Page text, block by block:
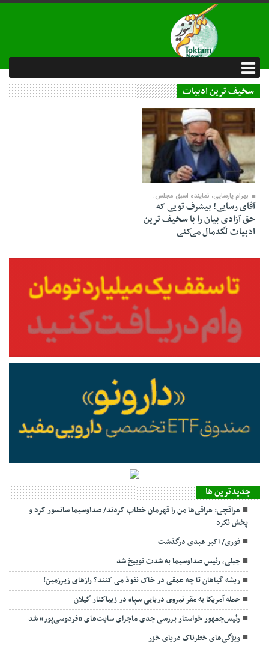
سخیف ترین ادبیات
24 بهمن 1403
بهرام پارسایی، نماینده اسبق مجلس:
آقای رسایی! بیشرف⁩ تویی که
حق آزادی بیان را با سخیف ترین
ادبیات لگدمال می‌کنی
جديدترين ها
عراقچی: عراقی‌ها من را قهرمان خطاب کردند/ صداوسیما سانسور کرد و
پخش نکرد
فوری/ اکبر عبدی درگذشت
جبلی، رئیس صداوسیما به شدت توبیخ شد
ریشه گیاهان تا چه عمقی در خاک نفوذ می کنند؟ رازهای زیرزمین!
حمله آمریکا به مقر نیروی دریایی سپاه در زیباکنار گیلان
رئیس‌جمهور خواستار بررسی جدی ماجرای سایت‌های «فردوسی‌پور» شد
ویژگی‌های خطرناک دریای خزر